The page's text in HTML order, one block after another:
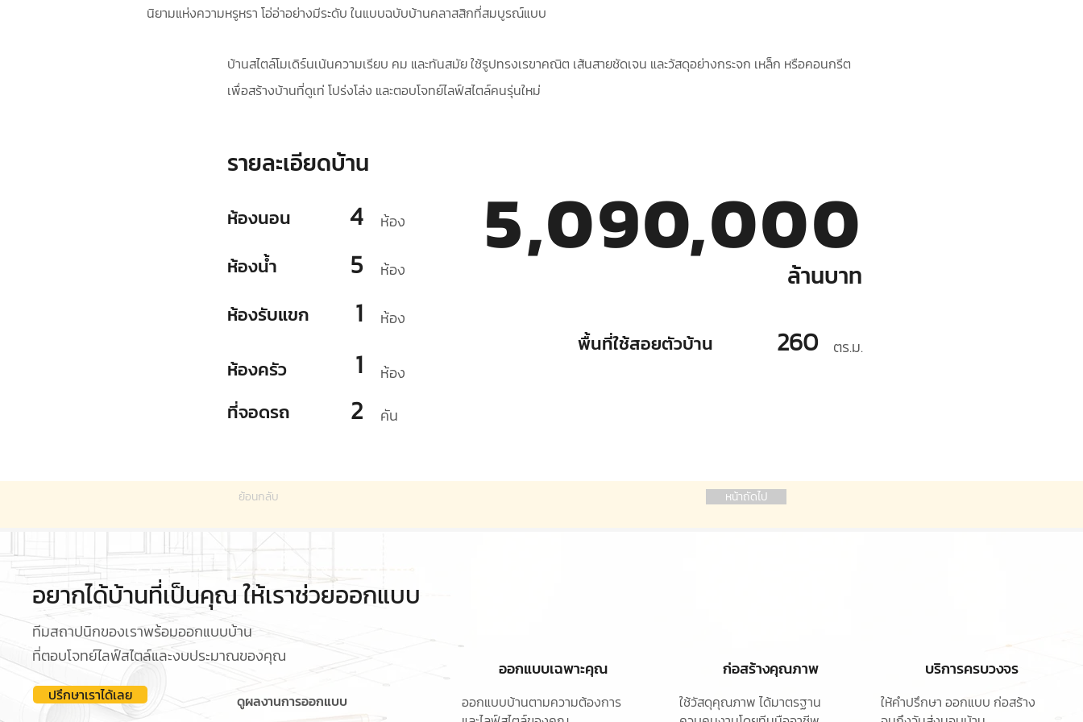
นิยามแห่งความหรูหรา โอ่อ่าอย่างมีระดับ ในแบบฉบับบ้านคลาสสิกที่สมบูรณ์แบบ
บ้านสไตล์โมเดิร์นเน้นความเรียบ คม และทันสมัย ใช้รูปทรงเรขาคณิต เส้นสายชัดเจน และวัสดุอย่างกระจก เหล็ก หรือคอนกรีต
เพื่อสร้างบ้านที่ดูเท่ โปร่งโล่ง และตอบโจทย์ไลฟ์สไตล์คนรุ่นใหม่
รายละเอียดบ้าน
ห้องนอน 4 ห้อง
ห้องน้ำ 5 ห้อง
ห้องรับแขก 1 ห้อง
ห้องครัว 1 ห้อง
ที่จอดรถ 2 คัน
5,090,000
ล้านบาท
พื้นที่ใช้สอยตัวบ้าน 260 ตร.ม.
ย้อนกลับ หน้าถัดไป
อยากได้บ้านที่เป็นคุณ ให้เราช่วยออกแบบ
ทีมสถาปนิกของเราพร้อมออกแบบบ้าน
ที่ตอบโจทย์ไลฟ์สไตล์และงบประมาณของคุณ
ปรึกษาเราได้เลย ดูผลงานการออกแบบ
ออกแบบเฉพาะคุณ
ออกแบบบ้านตามความต้องการ
ก่อสร้างคุณภาพ
ใช้วัสดุคุณภาพ ได้มาตรฐาน
บริการครบวงจร
ให้คำปรึกษา ออกแบบ ก่อสร้าง